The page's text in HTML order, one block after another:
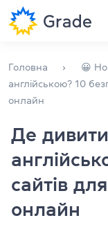
Курси англійської
Навчання для
Підготовка до
Головна 😀
англійською? 10
онлайн
Де
сайтів
онлайн